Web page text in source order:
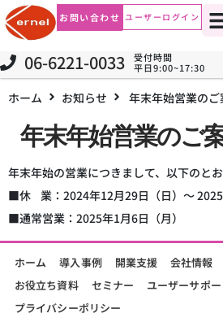
お問い合わせ ユーザーログイン
06-6221-0033
受付時間
平日9:00~17:30
ホーム お知らせ 年末年始営業のご
年末年始営業のご
年末年始の営業につきまして、以下のと
■休 業：2024年12月29日（日）～ 2025
■通常営業：2025年1月6日（月）
ホーム 導入事例 開業支援 会社情報
お役立ち資料
セミナー
ユーザーサポー
プライバシーポリシー